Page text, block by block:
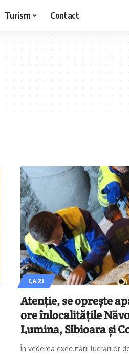
Turism Contact
LA ZI
Atenție, se oprește
ore înlocalitățile
Lumina, Sibioara și
În vederea executării lucrărilor